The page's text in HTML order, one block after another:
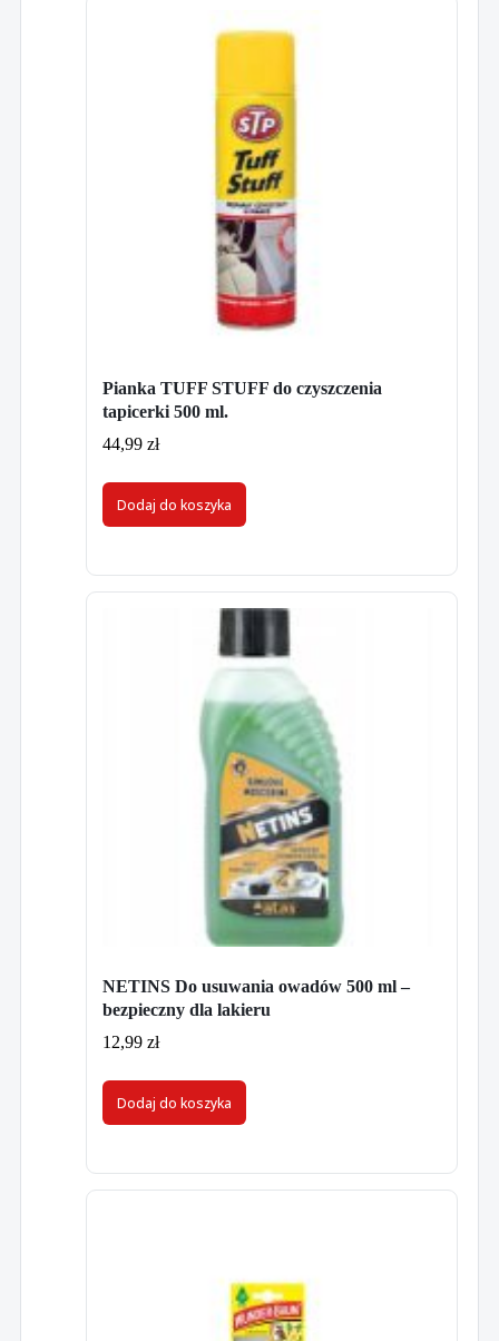
Pianka TUFF STUFF do czyszczenia
tapicerki 500 ml.
44,99 zł
Dodaj do koszyka
NETINS Do usuwania owadów 500 ml –
bezpieczny dla lakieru
12,99 zł
Dodaj do koszyka